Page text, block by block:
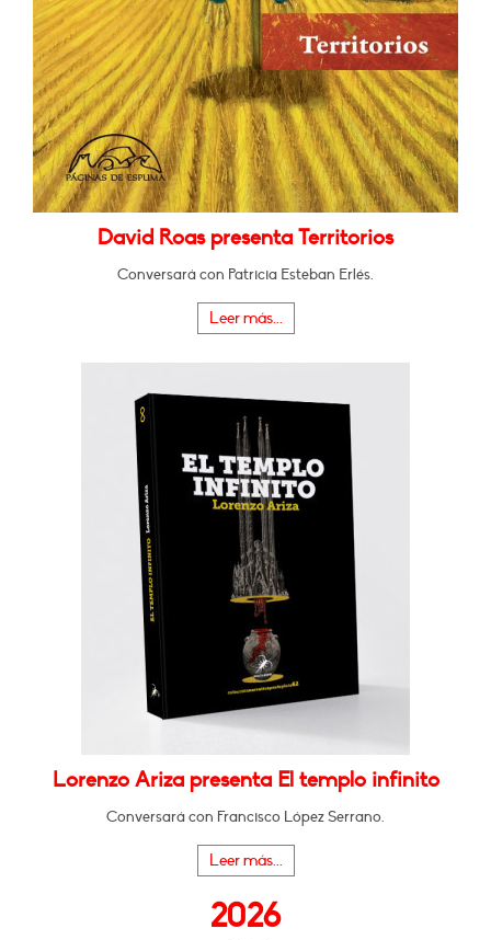
David Roas presenta Territorios
Conversará con Patricia Esteban Erlés.
Leer más...
Lorenzo Ariza presenta El templo infinito
Conversará con Francisco López Serrano.
Leer más...
2026